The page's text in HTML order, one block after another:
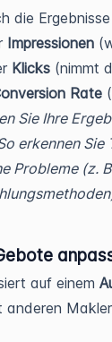
die Ergebnisse
Impressionen
Klicks (nimmt
Rate
Sie Ihre
erkennen Sie
Probleme (z.
auf einem
anderen